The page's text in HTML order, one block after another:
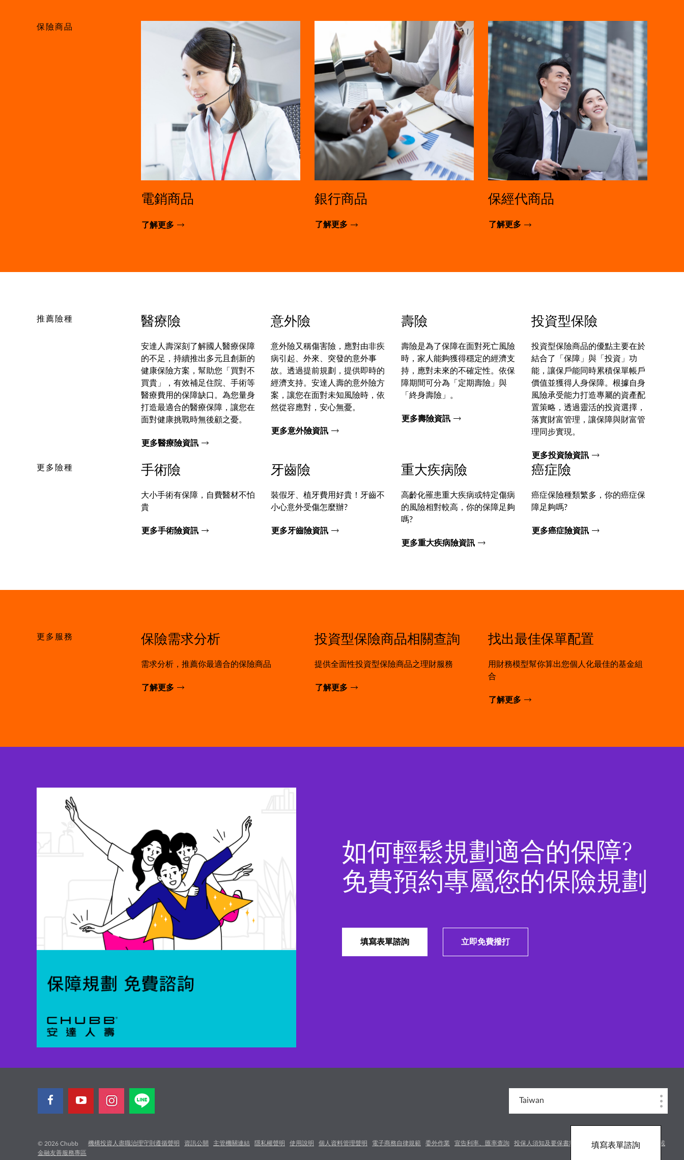
保險商品
電銷商品
了解更多
銀行商品
了解更多
保經代商品
了解更多
推薦險種 醫療險
安達人壽深刻了解國人醫療保障
的不足，持續推出多元且創新的
健康保險方案，幫助您「買對不
買貴」，有效補足住院、手術等
醫療費用的保障缺口。為您量身
打造最適合的醫療保障，讓您在
面對健康挑戰時無後顧之憂。
更多醫療險資訊
意外險
意外險又稱傷害險，應對由非疾
病引起、外來、突發的意外事
故。透過提前規劃，提供即時的
經濟支持。安達人壽的意外險方
案，讓您在面對未知風險時，依
然從容應對，安心無憂。
更多意外險資訊
壽險
壽險是為了保障在面對死亡風險
時，家人能夠獲得穩定的經濟支
持，應對未來的不確定性。依保
障期間可分為「定期壽險」與
「終身壽險」。
更多壽險資訊
投資型保險
投資型保險商品的優點主要在於
結合了「保障」與「投資」功
能，讓保戶能同時累積保單帳戶
價值並獲得人身保障。根據自身
風險承受能力打造專屬的資產配
置策略，透過靈活的投資選擇，
落實財富管理，讓保障與財富管
理同步實現。
更多投資險資訊
更多險種
手術險
大小手術有保障，自費醫材不怕
貴
更多手術險資訊
牙齒險
裝假牙、植牙費用好貴！牙齒不
小心意外受傷怎麼辦?
更多牙齒險資訊
重大疾病險
高齡化罹患重大疾病或特定傷病
的風險相對較高，你的保障足夠
嗎?
更多重大疾病險資訊
癌症險
癌症保險種類繁多，你的癌症保
障足夠嗎?
更多癌症險資訊
更多服務 保險需求分析
需求分析，推薦你最適合的保險商品
了解更多
投資型保險商品相關查詢
提供全面性投資型保險商品之理財服務
了解更多
找出最佳保單配置
用財務模型幫你算出您個人化最佳的基金組
合
了解更多
如何輕鬆規劃適合的保障?
免費預約專屬您的保險規劃
填寫表單諮詢 立即免費撥打
填寫表單諮詢
Taiwan
© 2026 Chubb 機構投資人盡職治理守則遵循聲明 資訊公開 主管機關連結 隱私權聲明 使用說明 個人資料管理聲明 電子商務自律規範 委外作業 宣告利率、匯率查詢 投保人須知及要保書填寫
電話行銷商品條款審閱與下載
金融友善服務專區